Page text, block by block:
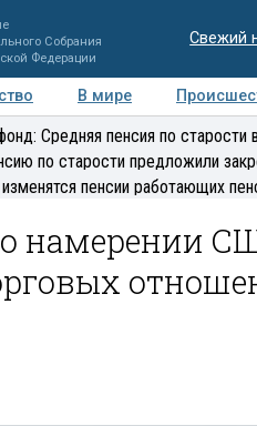
Собрания
Федерации
Свежий
В мире
Регионы Медиацентр
Средняя пенсия по старости
по старости предложили
пенсии работающих
намерении